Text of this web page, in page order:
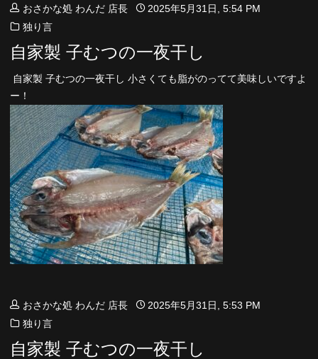
おさかな処 わんだ 店長
2025年5月31日, 5:54 PM
独り言
自家製 子むつの一夜干し
自家製 子むつの一夜干し 小さくても脂がのってて美味しいですよ
ー！
おさかな処 わんだ 店長
2025年5月31日, 5:53 PM
独り言
自家製 子むつの一夜干し